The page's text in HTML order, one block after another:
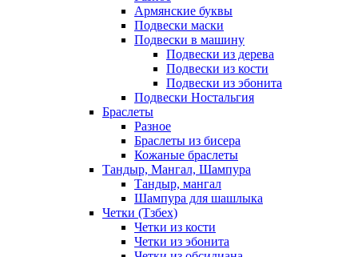
Армянские буквы
Подвески маски
Подвески в машину
Подвески из дерева
Подвески из кости
Подвески из эбонита
Подвески Ностальгия
Браслеты
Разное
Браслеты из бисера
Кожаные браслеты
Тандыр, Мангал, Шампура
Тандыр, мангал
Шампура для шашлыка
Четки (Тзбех)
Четки из кости
Четки из эбонита